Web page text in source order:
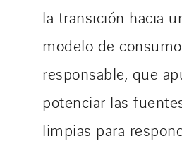
la transición hacia
modelo de
responsable, que
potenciar las
limpias para